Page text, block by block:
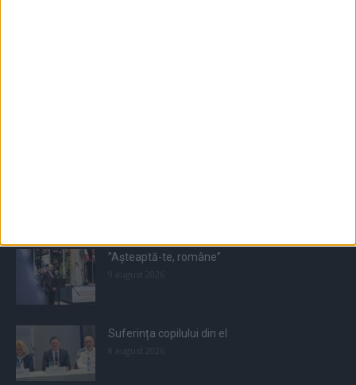
”Așteaptă-te, române”
Suferința copilului din el